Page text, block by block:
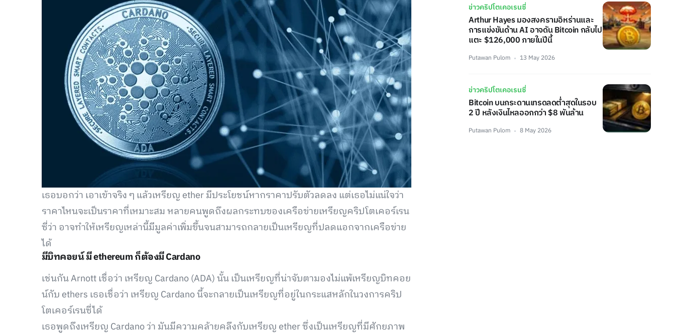
เธอบอกว่า เอาเข้าจริง ๆ แล้วเหรียญ ether มีประโยชน์หากราคาปรับตัวลดลง แต่เธอไม่แน่ใจว่า
ราคาไหนจะเป็นราคาที่เหมาะสม หลายคนพูดถึงผลกระทบของเครือข่ายเหรียญคริปโตเคอร์เรน
ซี่ว่า อาจทำให้เหรียญเหล่านี้มีมูลค่าเพิ่มขึ้นจนสามารถกลายเป็นเหรียญที่ปลดแอกจากเครือข่าย
ได้
มีบิทคอยน์ มี ethereum ก็ต้องมี Cardano
เช่นกัน Arnott เชื่อว่า เหรียญ Cardano (ADA) นั้น เป็นเหรียญที่น่าจับตามองไม่แพ้เหรียญบิทคอย
น์กับ ethers เธอเชื่อว่า เหรียญ Cardano นี้จะกลายเป็นเหรียญที่อยู่ในกระแสหลักในวงการคริป
โตเคอร์เรนซี่ได้
เธอพูดถึงเหรียญ Cardano ว่า มันมีความคล้ายคลึงกับเหรียญ ether ซึ่งเป็นเหรียญที่มีศักยภาพ
ข่าวคริปโตเคอเรนซี่
Arthur Hayes มองสงครามอิหร่านและ
การแข่งขันด้าน AI อาจดัน Bitcoin กลับไป
แตะ $126,000 ภายในปีนี้
Putawan Pulom 13 May 2026
ข่าวคริปโตเคอเรนซี่
Bitcoin บนกระดานเทรดลดต่ำสุดในรอบ
2 ปี หลังเงินไหลออกกว่า $8 พันล้าน
Putawan Pulom 8 May 2026